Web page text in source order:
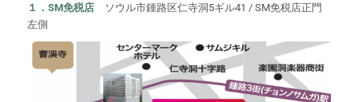
１．SM免税店ソウル市鍾路区仁寺洞5ギル41 / SM免税店正門
左側